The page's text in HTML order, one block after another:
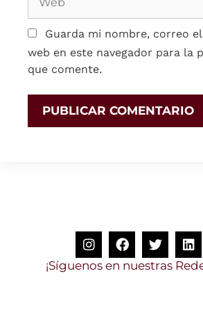
Guarda mi nombre, correo
web en este navegador para la
que comente.
¡Síguenos e n nuestras Re